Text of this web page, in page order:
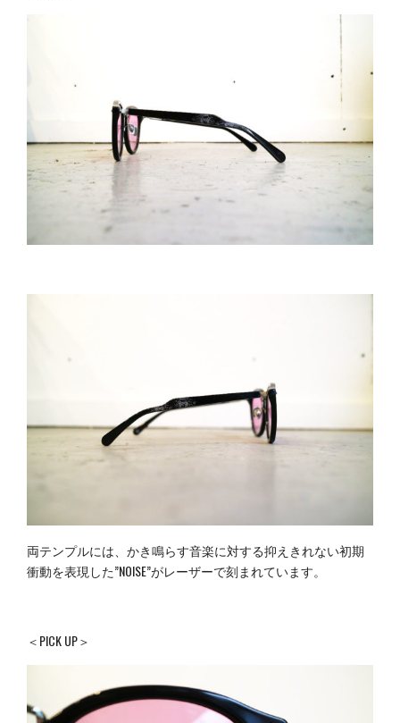
両テンプルには、かき鳴らす音楽に対する抑えきれない初期
衝動を表現した”NOISE”がレーザーで刻まれています。
＜PICK UP＞